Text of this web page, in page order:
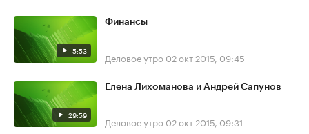
5:53
Финансы
Деловое утро 02 окт 2015, 09:45
29:59
Елена Лихоманова и Андрей Сапунов
Деловое утро 02 окт 2015, 09:31